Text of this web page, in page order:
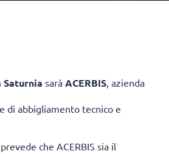
sarà ACERBIS , azienda
di abbigliamento tecnico e
che ACERBIS sia il